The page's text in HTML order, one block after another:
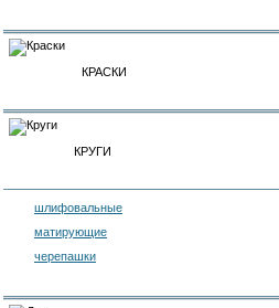
КРАСКИ
КРУГИ
шлифовальные
матирующие
черепашки